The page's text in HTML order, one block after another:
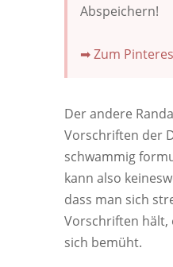
Abspeichern!
➡ Zum
Der andere
Vorschriften der
schwammig
kann also
dass man sich
Vorschriften hält,
sich bemüht.